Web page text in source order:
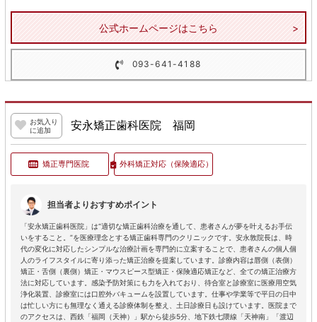
公式ホームページはこちら
093-641-4188
お気入り
に追加
安永矯正歯科医院 福岡
矯正専門医院 外科矯正対応（保険適応）
担当者よりおすすめポイント
「安永矯正歯科医院」は“適切な矯正歯科治療を通して、患者さんが夢を叶えるお手伝
いをすること。”を医療理念とする矯正歯科専門のクリニックです。安永敦院長は、時
代の変化に対応したシンプルな治療計画を専門的に立案することで、患者さんの個人個
人のライフスタイルに寄り添った矯正治療を提案しています。診療内容は唇側（表側）
矯正・舌側（裏側）矯正・マウスピース型矯正・保険適応矯正など、全ての矯正治療方
法に対応しています。感染予防対策にも力を入れており、待合室と診療室に医療用空気
浄化装置、診療室には口腔外バキュームを設置しています。仕事や学業等で平日の日中
は忙しい方にも無理なく通える診療体制を整え、土日診療日も設けています。医院まで
のアクセスは、西鉄「福岡（天神）」駅から徒歩5分、地下鉄七隈線「天神南」「渡辺